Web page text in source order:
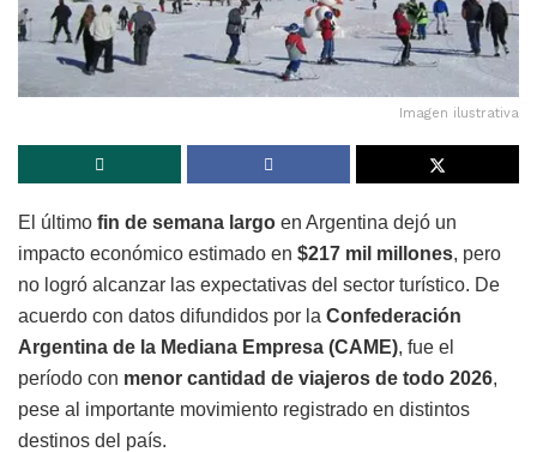
Imagen ilustrativa
El último fin de semana largo en Argentina dejó un
impacto económico estimado en $217 mil millones, pero
no logró alcanzar las expectativas del sector turístico. De
acuerdo con datos difundidos por la Confederación
Argentina de la Mediana Empresa (CAME), fue el
período con menor cantidad de viajeros de todo 2026,
pese al importante movimiento registrado en distintos
destinos del país.